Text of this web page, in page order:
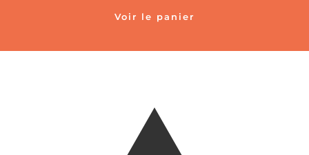
Voir le panier